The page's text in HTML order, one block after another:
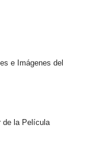
e Imágenes del
de la Película